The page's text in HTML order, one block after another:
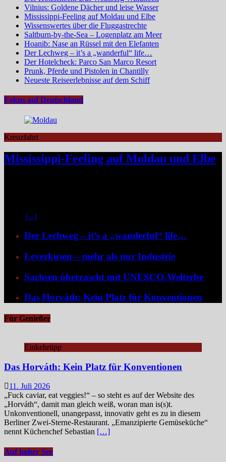
Vilnius: Goldene Dächer und leise Wasser
Mississippi-Feeling auf Moldau und Elbe
Wissenswertes über die Fluggastrechte
Saltburn-by-the-Sea – Logenplatz am Meer
Hoanib: Nase an Rüssel mit den Elefanten
Der Lechweg – it’s a „wanderful“ life…
Der Hotelcheck: Parco San Marco Resort
Prunk, Pferde und Pistolen in Chantilly
Neueste Reiseerlebnisse auf dem Schiff
Fokus auf Deutschland
Kreuzfahrt
Mississippi-Feeling auf Moldau und Elbe
[...]
Der Lechweg – it’s a „wanderful“ life…
Leverkusen – mehr als nur Industrie
Sachsen überrascht mit UNESCO-Welterbe
Das Horváth: Kein Platz für Konventionen
Für Genießer
Einkehrtipp
Das Horváth: Kein Platz für Konventionen
11. Juli 2026
„Fuck caviar, eat veggies!“ – so steht es auf der Website des
„Horváth“, damit man gleich weiß, woran man is(s)t.
Unkonventionell, unangepasst, innovativ geht es zu in diesem
Berliner Zwei-Sterne-Restaurant. „Emanzipierte Gemüseküche“
nennt Küchenchef Sebastian […]
Auf hoher See